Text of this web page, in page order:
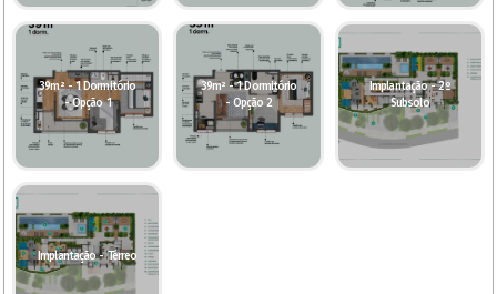
39m² - 1 Dormitório
- Opção 1
39m² - 1 Dormitório
- Opção 2
Implantação - 2º
Subsolo
Implantação - Térreo